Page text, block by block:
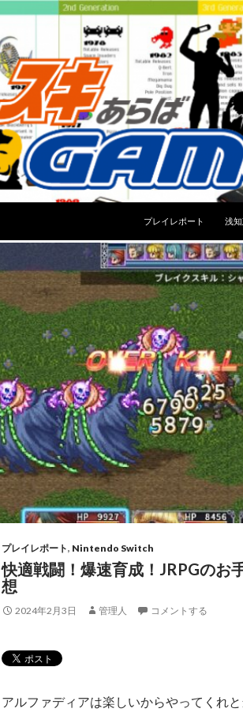
プレイレポート
浅
プレイレポート, Nintendo Switch
快適戦闘！爆速育成！JRPGのお
想
2024年2月3日 管理人 コメントする
アルファディアは楽しいからやってくれ